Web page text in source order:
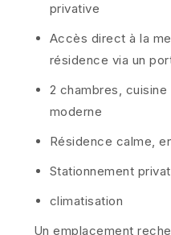
privative
Accès direct à la
résidence via un
2 chambres, cuisine
moderne
Résidence calme,
Stationnement
climatisation
Un emplacement